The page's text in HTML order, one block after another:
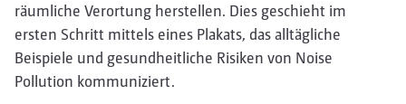
räumliche Verortung herstellen. Dies geschieht im
ersten Schritt mittels eines Plakats, das alltägliche
Beispiele und gesundheitliche Risiken von Noise
Pollution kommuniziert.